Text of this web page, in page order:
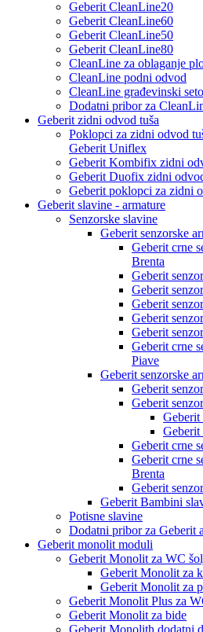
Geberit CleanLine20
Geberit CleanLine60
Geberit CleanLine50
Geberit CleanLine80
CleanLine za oblaganje
CleanLine podni odvod
CleanLine građevinski
Dodatni pribor za
Geberit zidni odvod tuša
Poklopci za zidni odvod
Geberit Uniflex
Geberit Kombifix zidni
Geberit Duofix zidni
Geberit poklopci za zidni
Geberit slavine - armature
Senzorske slavine
Geberit senzorske
Geberit crne
Brenta
Geberit
Geberit
Geberit
Geberit
Geberit
Geberit crne
Piave
Geberit senzorske
Geberit
Geberit
Geberit
Geberit
Geberit crne
Geberit crne
Brenta
Geberit
Geberit Bambini
Potisne slavine
Dodatni pribor za Geberit
Geberit monolit moduli
Geberit Monolit za WC
Geberit Monolit za
Geberit Monolit za
Geberit Monolit Plus za
Geberit Monolit za bide